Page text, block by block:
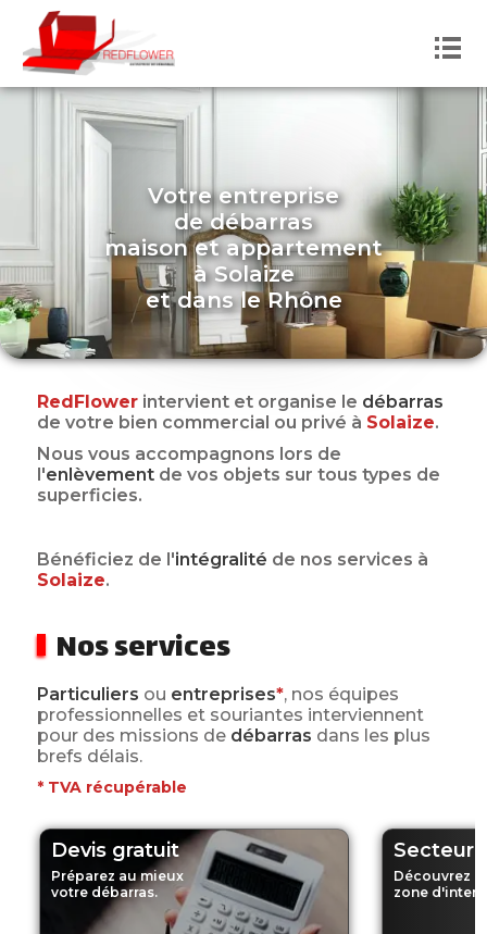
Votre entreprise
de débarras
maison et appartement
à Solaize
et dansle Rhône
RedFlowerintervient et organise le débarras
de votre bien commercial ou privé à Solaize.
Nous vous accompagnons lors de
l'enlèvementde vos objets sur tous types de
superficies.
Bénéficiez de l'intégralité de nos services à
Solaize.
Nos services
Particuliers ou entreprises*, nos équipes
professionnelles et souriantes interviennent
pour des missions de débarras dans les plus
brefs délais.
*TVA récupérable
Devis gratuit
Préparez au mieux
votre débarras.
Secteur
Découvrez
zone